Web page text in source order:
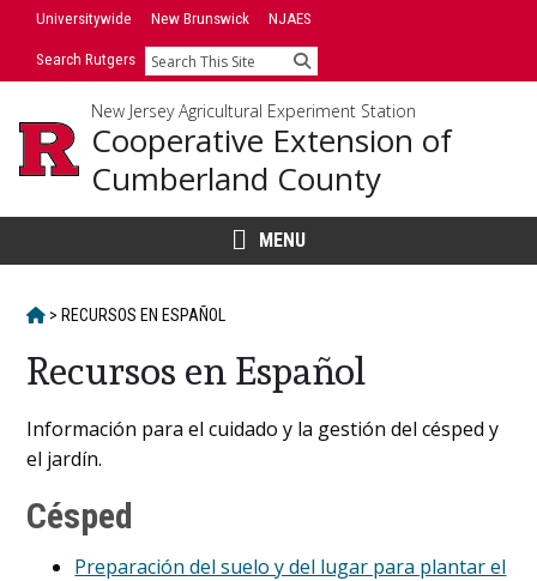
SkipUniversitywide New Brunswick NJAES
Search Rutgers Search
New Jersey Agricultural Experiment Station
Cooperative Extension of
Cumberland County
MENU
HOME
> RECURSOS EN ESPAÑOL
Recursos en Español
Main
Content
Información para el cuidado y la gestión del césped y
el jardín.
Césped
Preparación del suelo y del lugar para plantar el